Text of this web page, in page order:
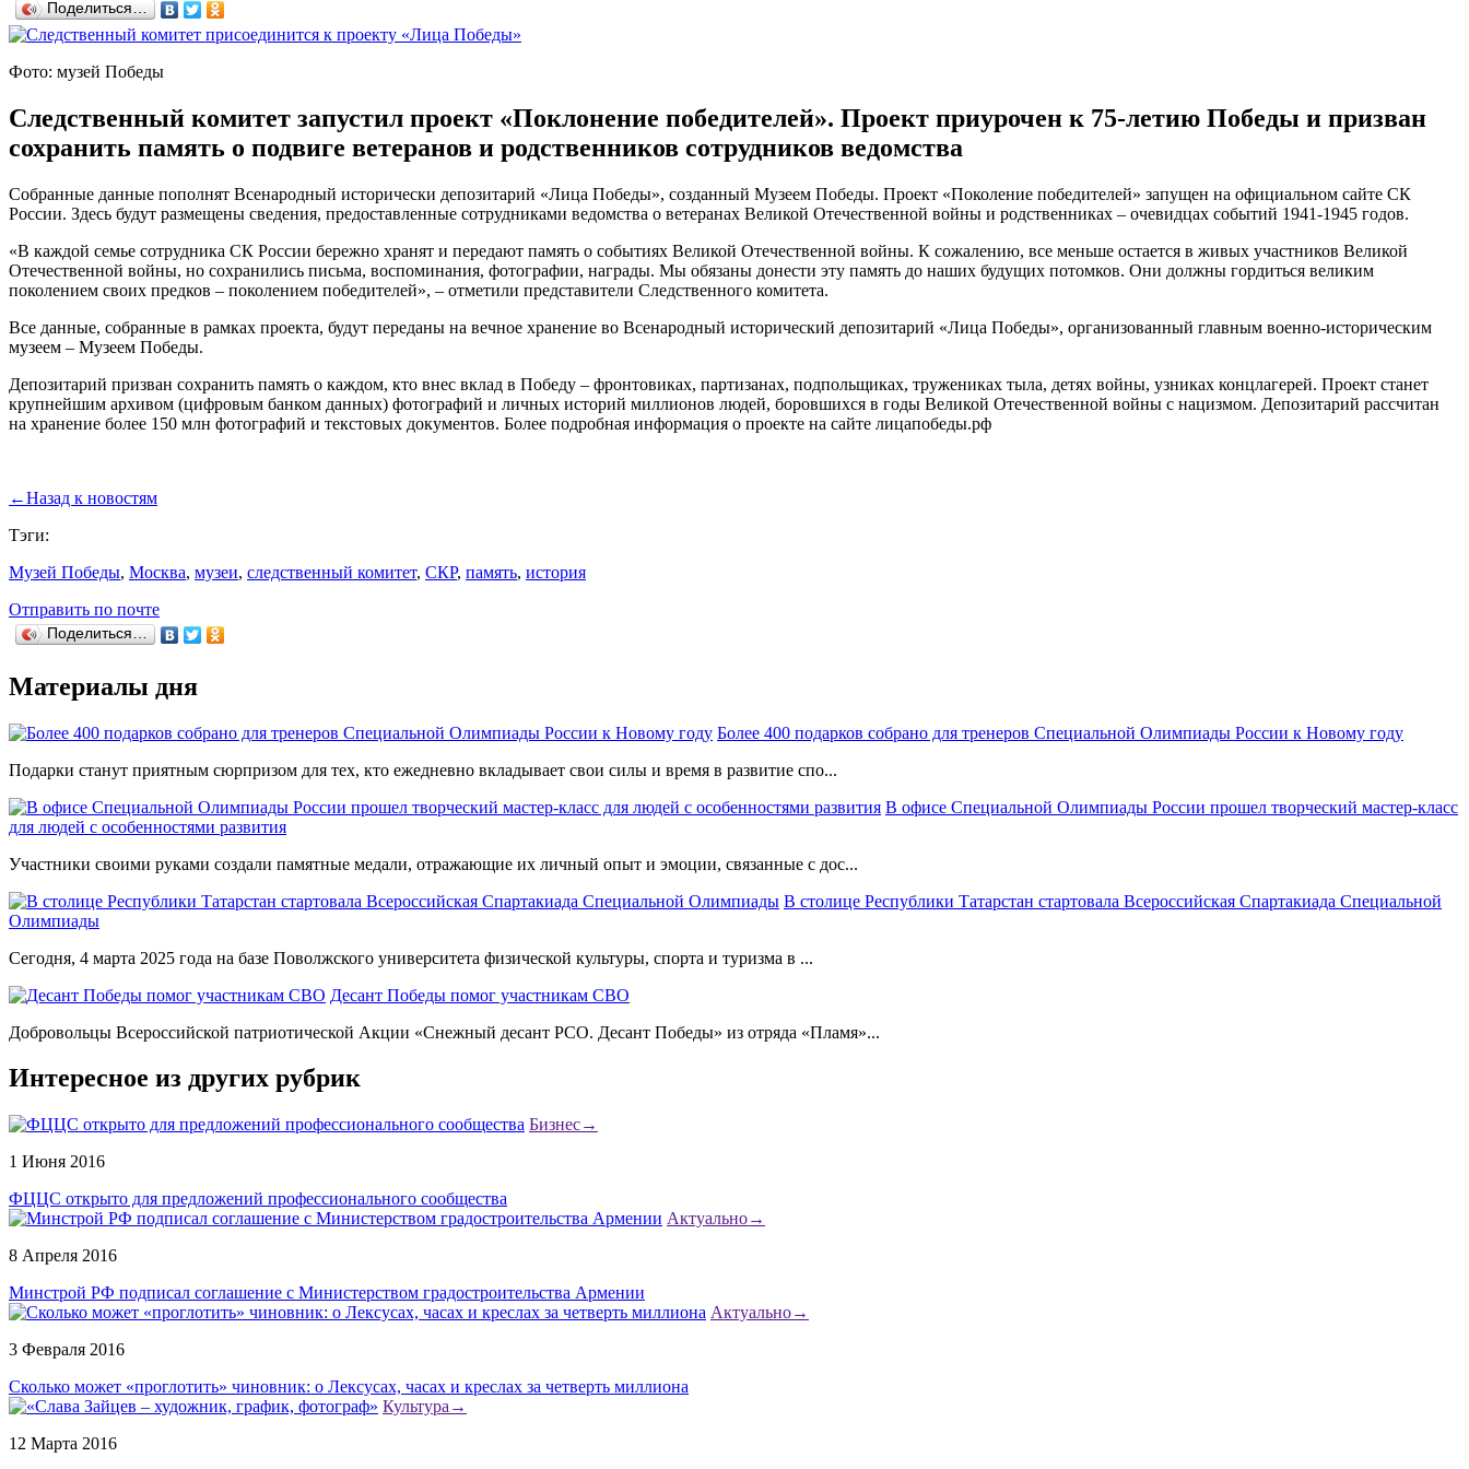
Поделиться…
Фото: музей Победы
Следственный комитет запустил проект «Поклонение победителей». Проект приурочен к 75-летию Победы и призван
сохранить память о подвиге ветеранов и родственников сотрудников ведомства
Собранные данные пополнят Всенародный исторически депозитарий «Лица Победы», созданный Музеем Победы. Проект «Поколение победителей» запущен на официальном сайте СК
России. Здесь будут размещены сведения, предоставленные сотрудниками ведомства о ветеранах Великой Отечественной войны и родственниках – очевидцах событий 1941-1945 годов.
«В каждой семье сотрудника СК России бережно хранят и передают память о событиях Великой Отечественной войны. К сожалению, все меньше остается в живых участников Великой
Отечественной войны, но сохранились письма, воспоминания, фотографии, награды. Мы обязаны донести эту память до наших будущих потомков. Они должны гордиться великим
поколением своих предков – поколением победителей», – отметили представители Следственного комитета.
Все данные, собранные в рамках проекта, будут переданы на вечное хранение во Всенародный исторический депозитарий «Лица Победы», организованный главным военно-историческим
музеем – Музеем Победы.
Депозитарий призван сохранить память о каждом, кто внес вклад в Победу – фронтовиках, партизанах, подпольщиках, тружениках тыла, детях войны, узниках концлагерей. Проект станет
крупнейшим архивом (цифровым банком данных) фотографий и личных историй миллионов людей, боровшихся в годы Великой Отечественной войны с нацизмом. Депозитарий рассчитан
на хранение более 150 млн фотографий и текстовых документов. Более подробная информация о проекте на сайте лицапобеды.рф
←Назад к новостям
Тэги:
Музей Победы, Москва, музеи, следственный комитет, СКР, память, история
Отправить по почте
Поделиться…
Материалы дня
Более 400 подарков собрано для тренеров Специальной Олимпиады России к Новому году
Подарки станут приятным сюрпризом для тех, кто ежедневно вкладывает свои силы и время в развитие спо...
В офисе Специальной Олимпиады России прошел творческий мастер-класс
для людей с особенностями развития
Участники своими руками создали памятные медали, отражающие их личный опыт и эмоции, связанные с дос...
В столице Республики Татарстан стартовала Всероссийская Спартакиада Специальной
Олимпиады
Сегодня, 4 марта 2025 года на базе Поволжского университета физической культуры, спорта и туризма в ...
Десант Победы помог участникам СВО
Добровольцы Всероссийской патриотической Акции «Снежный десант РСО. Десант Победы» из отряда «Пламя»...
Интересное из других рубрик
Бизнес→
1 Июня 2016
ФЦЦС открыто для предложений профессионального сообщества
Актуально→
8 Апреля 2016
Минстрой РФ подписал соглашение с Министерством градостроительства Армении
Актуально→
3 Февраля 2016
Сколько может «проглотить» чиновник: о Лексусах, часах и креслах за четверть миллиона
Культура →
12 Марта 2016